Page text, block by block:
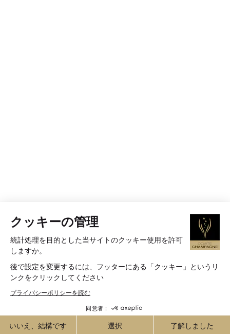
クッキーの管理
統計処理を目的とした当サイトのクッキー使用を許可
しますか。
後で設定を変更するには、フッターにある「クッキー」というリ
ンクをクリックしてください
プライバシーポリシーを読む
同意者：
いいえ、結構です 選択 了解しました